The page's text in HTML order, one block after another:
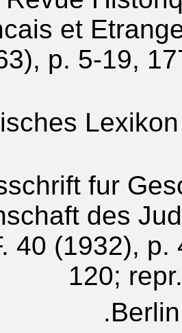
et
p. 5-19,
fur
des
40 (1932), p.
120;